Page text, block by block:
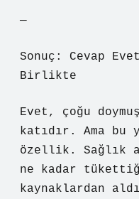
—
Sonuç: Cevap
Birlikte
Evet, çoğu
katıdır. Ama bu
özellik. Sağlık
ne kadar
kaynaklardan